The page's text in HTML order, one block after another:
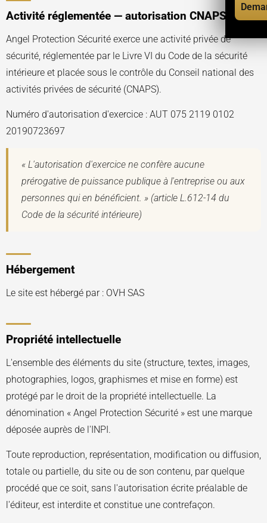
Activité réglementée — autorisation CNAPS
Angel Protection Sécurité exerce une activité privée de
sécurité, réglementée par le Livre VI du Code de la sécurité
intérieure et placée sous le contrôle du Conseil national des
activités privées de sécurité (CNAPS).
Numéro d'autorisation d'exercice : AUT 075 2119 0102
20190723697
« L'autorisation d'exercice ne confère aucune
prérogative de puissance publique à l'entreprise ou aux
personnes qui en bénéficient. » (article L.612-14 du
Code de la sécurité intérieure)
Hébergement
Le site est hébergé par : OVH SAS
Propriété intellectuelle
L'ensemble des éléments du site (structure, textes, images,
photographies, logos, graphismes et mise en forme) est
protégé par le droit de la propriété intellectuelle. La
dénomination « Angel Protection Sécurité » est une marque
déposée auprès de l'INPI.
Toute reproduction, représentation, modification ou diffusion,
totale ou partielle, du site ou de son contenu, par quelque
procédé que ce soit, sans l'autorisation écrite préalable de
l'éditeur, est interdite et constitue une contrefaçon.